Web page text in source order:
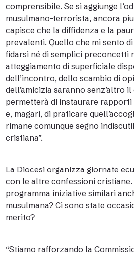
comprensibile. Se si aggiunge
musulmano-terrorista, ancora
capisce che la diffidenza e la
prevalenti. Quello che mi sento
fidarsi né di semplici preconcetti
atteggiamento di superficiale
dell’incontro, dello scambio di
dell’amicizia saranno senz’altro
permetterà di instaurare
e, magari, di praticare
rimane comunque segno
cristiana”.
La Diocesi organizza giornate
con le altre confessioni cristiane.
programma iniziative similari
musulmana? Ci sono state
merito?
“Stiamo rafforzando la